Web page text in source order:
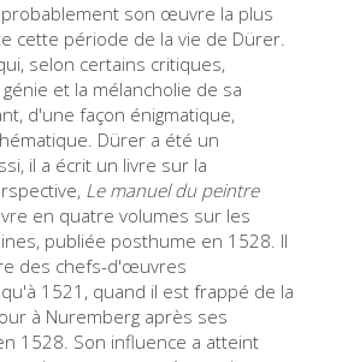
son œuvre la plus
cette période de la vie de Dürer.
selon certains critiques,
et la mélancholie de sa
d'une façon énigmatique,
Dürer a été un
il a écrit un livre sur la
Le manuel du peintre
en quatre volumes sur les
publiée posthume en 1528. Il
des chefs-d'œuvres
1521, quand il est frappé de la
à Nuremberg après ses
1528. Son influence a atteint